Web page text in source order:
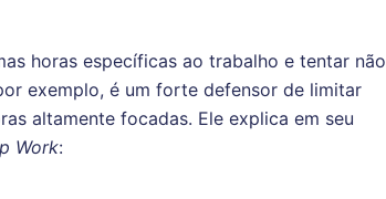
horas específicas ao trabalho e tentar não
exemplo, é um forte defensor de limitar
altamente focadas. Ele explica em seu
Work: